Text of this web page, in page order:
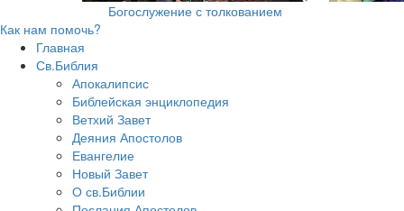
Богослужение с толкованием
Как нам помочь?
Главная
Св.Библия
Апокалипсис
Библейская энциклопедия
Ветхий Завет
Деяния Апостолов
Евангелие
Новый Завет
О св.Библии